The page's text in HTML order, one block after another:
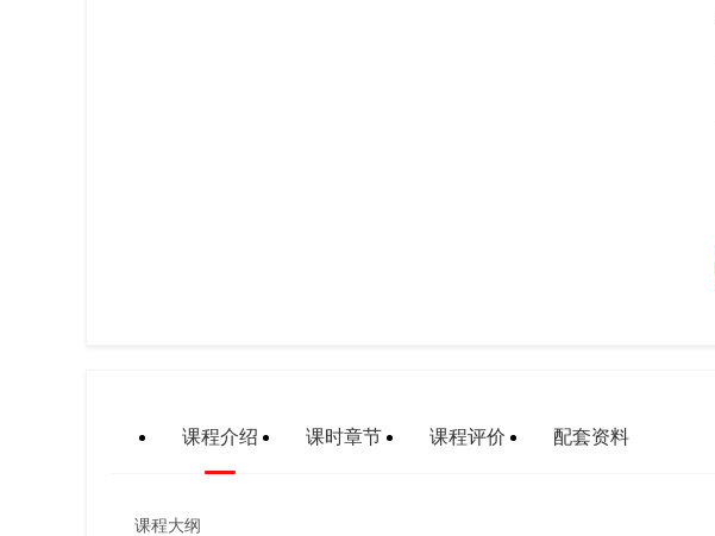
课程介绍 课时章节 课程评价 配套资料
课程大纲